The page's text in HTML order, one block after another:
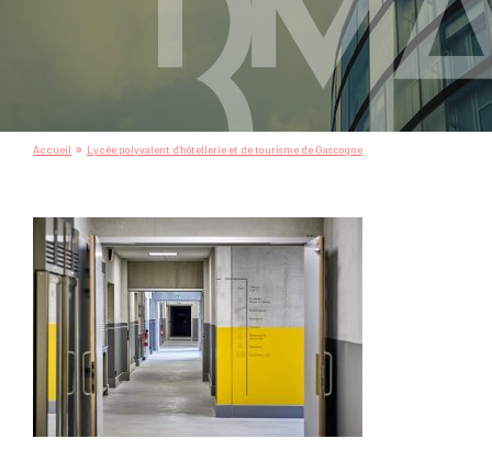
Accueil » Lycée polyvalent d’hôtellerie et de tourisme de Gascogne